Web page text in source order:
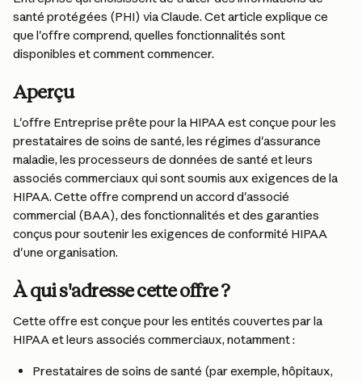
santé protégées (PHI) via Claude. Cet article explique ce
que l'offre comprend, quelles fonctionnalités sont
disponibles et comment commencer.
Aperçu
L'offre Entreprise prête pour la HIPAA est conçue pour les
prestataires de soins de santé, les régimes d'assurance
maladie, les processeurs de données de santé et leurs
associés commerciaux qui sont soumis aux exigences de la
HIPAA. Cette offre comprend un accord d'associé
commercial (BAA), des fonctionnalités et des garanties
conçus pour soutenir les exigences de conformité HIPAA
d'une organisation.
À qui s'adresse cette offre ?
Cette offre est conçue pour les entités couvertes par la
HIPAA et leurs associés commerciaux, notamment :
Prestataires de soins de santé (par exemple, hôpitaux,